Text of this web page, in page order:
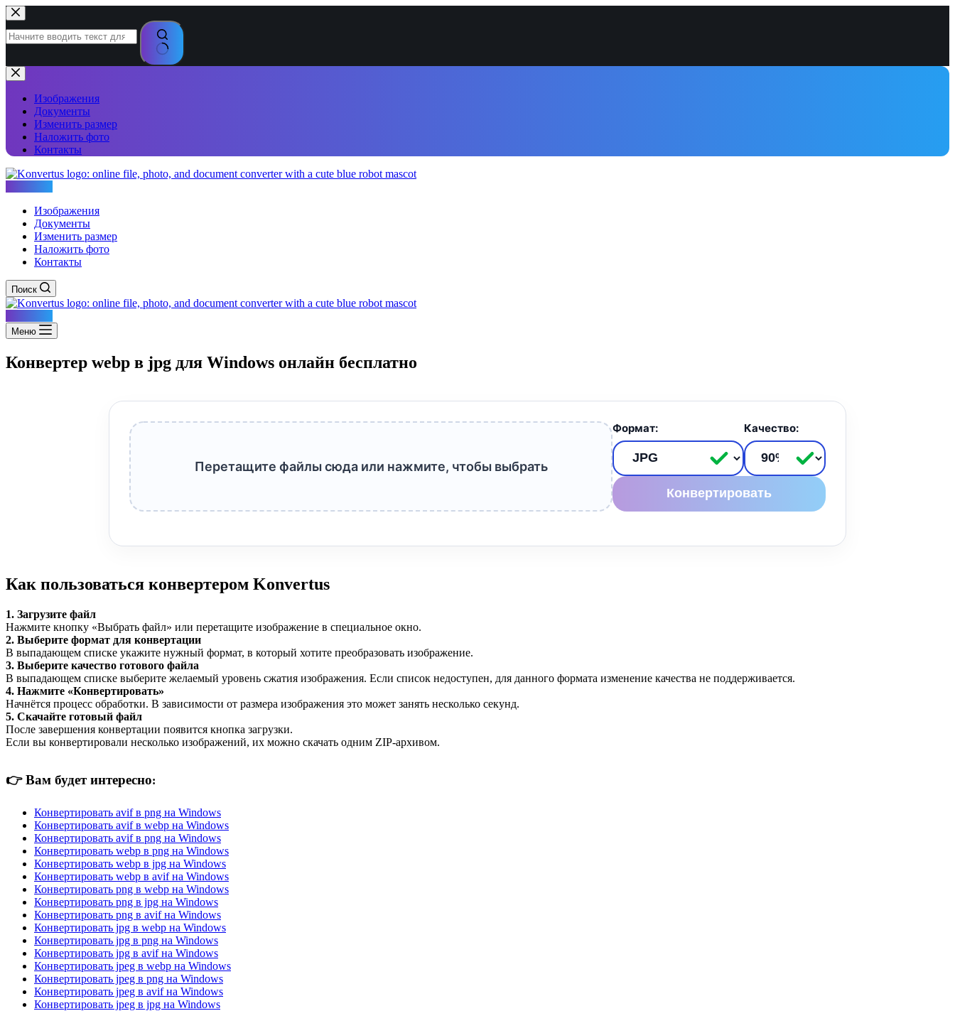
Перейти
к
сути
Ничего
не
найденоИзображения
Документы
Изменить размер
Наложить фото
Контакты
Изображения
Документы
Изменить размер
Наложить фото
Контакты
Поиск
Меню
Конвертер webp в jpg для Windows онлайн бесплатно
Перетащите файлы сюда или нажмите, чтобы выбрать
Формат: Качество:
Конвертировать
Как пользоваться конвертером Konvertus
1. Загрузите файл
Нажмите кнопку «Выбрать файл» или перетащите изображение в специальное окно.
2. Выберите формат для конвертации
В выпадающем списке укажите нужный формат, в который хотите преобразовать изображение.
3. Выберите качество готового файла
В выпадающем списке выберите желаемый уровень сжатия изображения. Если список недоступен, для данного формата изменение качества не поддерживается.
4. Нажмите «Конвертировать»
Начнётся процесс обработки. В зависимости от размера изображения это может занять несколько секунд.
5. Скачайте готовый файл
После завершения конвертации появится кнопка загрузки.
Если вы конвертировали несколько изображений, их можно скачать одним ZIP-архивом.
👉Вам будет интересно:
Конвертировать avif в png на Windows
Конвертировать avif в webp на Windows
Конвертировать avif в png на Windows
Конвертировать webp в png на Windows
Конвертировать webp в jpg на Windows
Конвертировать webp в avif на Windows
Конвертировать png в webp на Windows
Конвертировать png в jpg на Windows
Конвертировать png в avif на Windows
Конвертировать jpg в webp на Windows
Конвертировать jpg в png на Windows
Конвертировать jpg в avif на Windows
Конвертировать jpeg в webp на Windows
Конвертировать jpeg в png на Windows
Конвертировать jpeg в avif на Windows
Конвертировать jpeg в jpg на Windows